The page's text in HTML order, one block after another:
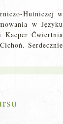
Hutniczej w
w Języku
Ćwiertnia
Serdecznie